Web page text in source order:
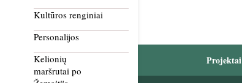
Kultūros renginiai
Personalijos
Kelionių
maršrutai po
Projektai